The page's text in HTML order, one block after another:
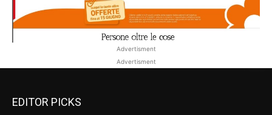
Advertisment
Advertisment
EDITOR PICKS